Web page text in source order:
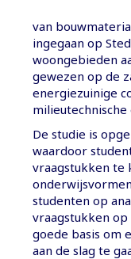
van
ingegaan op
woongebieden
gewezen op de
energiezuinige
De studie is
waardoor
vraagstukken te
studenten op
vraagstukken
goede basis om
aan de slag te